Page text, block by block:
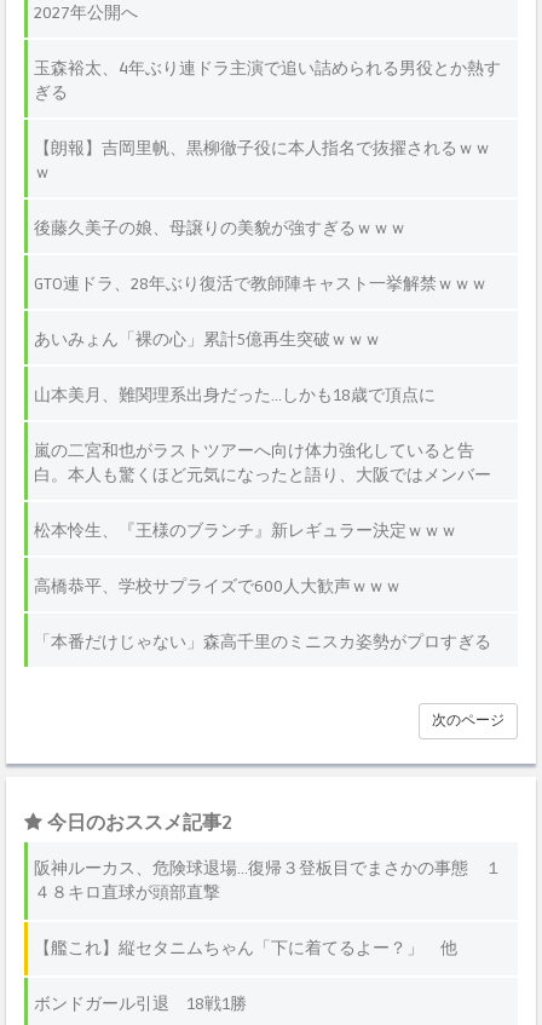
2027年公開へ
玉森裕太、4年ぶり連ドラ主演で追い詰められる男役とか熱す
ぎる
【朗報】吉岡里帆、黒柳徹子役に本人指名で抜擢されるｗｗ
ｗ
後藤久美子の娘、母譲りの美貌が強すぎるｗｗｗ
GTO連ドラ、28年ぶり復活で教師陣キャスト一挙解禁ｗｗｗ
あいみょん「裸の心」累計5億再生突破ｗｗｗ
山本美月、難関理系出身だった…しかも18歳で頂点に
嵐の二宮和也がラストツアーへ向け体力強化していると告
白。本人も驚くほど元気になったと語り、大阪ではメンバー
松本怜生、『王様のブランチ』新レギュラー決定ｗｗｗ
高橋恭平、学校サプライズで600人大歓声ｗｗｗ
「本番だけじゃない」森高千里のミニスカ姿勢がプロすぎる
次のページ